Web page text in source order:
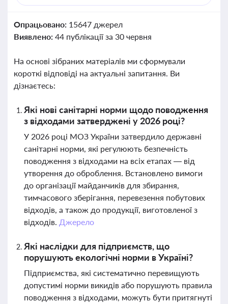
Опрацьовано: 15647 джерел
Виявлено: 44 публікації за 30 червня
На основі зібраних матеріалів ми сформували
короткі відповіді на актуальні запитання. Ви
дізнаєтесь:
Які нові санітарні норми щодо поводження
з відходами затверджені у 2026 році?
У 2026 році МОЗ України затвердило державні
санітарні норми, які регулюють безпечність
поводження з відходами на всіх етапах — від
утворення до оброблення. Встановлено вимоги
до організації майданчиків для збирання,
тимчасового зберігання, перевезення побутових
відходів, а також до продукції, виготовленої з
відходів. Джерело
Які наслідки для підприємств, що
порушують екологічні норми в Україні?
Підприємства, які систематично перевищують
допустимі норми викидів або порушують правила
поводження з відходами, можуть бути притягнуті